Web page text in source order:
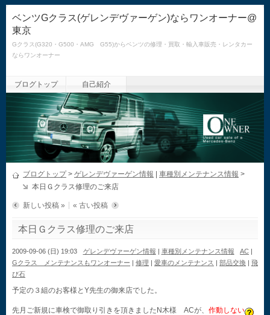
ベンツGクラス(ゲレンデヴァーゲン)ならワンオーナー@
東京
Gクラス(G320・G500・AMG G55)からベンツの修理・買取・輸入車販売・レンタカー
ならワンオーナー
ブログトップ 自己紹介
ブログトップ> ゲレンデヴァーゲン情報 車種別メンテナンス情報 >
本日Ｇクラス修理のご来店
新しい投稿 » « 古い投稿
本日Ｇクラス修理のご来店
2009-09-06 (日) 19:03 ゲレンデヴァーゲン情報 | 車種別メンテナンス情報 AC |
Gクラス メンテナンスもワンオーナー | 修理 | 愛車のメンテナンス | 部品交換 | 飛
び石
予定の３組のお客様とY先生の御来店でした。
先月ご新規に車検で御取り引きを頂きましたN木様 ACが、 作動しない